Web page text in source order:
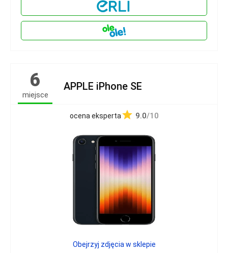
6
miejsce
APPLE iPhone SE
ocena eksperta 9.0/10
Obejrzyj zdjęcia w sklepie